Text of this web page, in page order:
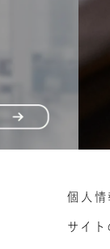
個人情
サイト